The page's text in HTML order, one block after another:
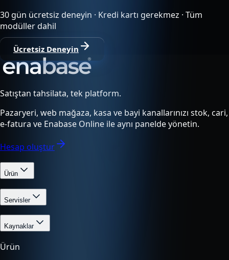
30 gün ücretsiz deneyin · Kredi kartı gerekmez · Tüm
modüller dahil
Ücretsiz Deneyin
Satıştan tahsilata, tek platform.
Pazaryeri, web mağaza, kasa ve bayi kanallarınızı stok, cari,
e-fatura ve Enabase Online ile aynı panelde yönetin.
Hesap oluştur
Ürün
Servisler
Kaynaklar
Ürün